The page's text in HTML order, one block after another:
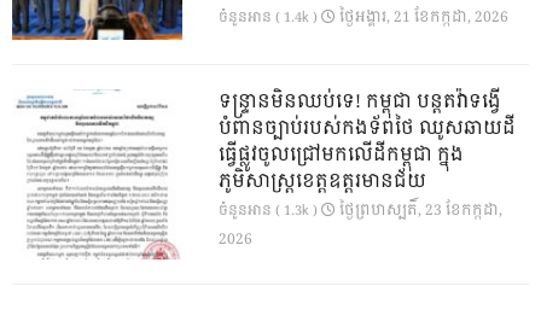
ចំនួនអាន ( 1.4k ) ថ្ងៃ​អង្គារ, 21 ខែ​កក្កដា, 2026
ទន្ទ្រានមិនឈប់ទេ! កម្ពុជា បន្តតវ៉ាទង្វើ
បំពានច្បាប់របស់កងទ័ពថៃ ឈូសឆាយដី
ធ្វើផ្លូវចូលជ្រៅមកលើដីកម្ពុជា ក្នុង
ភូមិសាស្ត្រខេត្តឧត្តរមានជ័យ
ចំនួនអាន ( 1.3k )
ថ្ងៃ​ព្រហស្បតិ៍, 23 ខែ​កក្កដា,
2026